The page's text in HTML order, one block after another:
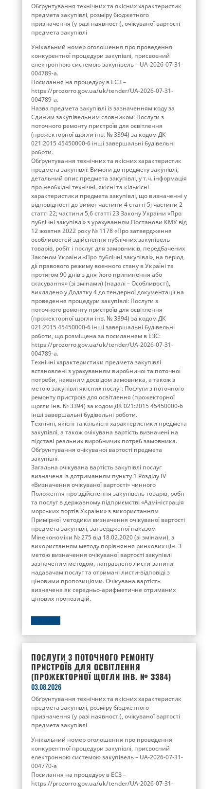
Обґрунтування технічних та якісних характеристик
предмета закупівлі, розміру бюджетного
призначення (у разі наявності), очікуваної вартості
предмета закупівлі
Унікальний номер оголошення про проведення
конкурентної процедури закупівлі, присвоєний
електронною системою закупівель – UA-2026-07-31-
004789-a.
Посилання на процедуру в ЕСЗ –
https://prozorro.gov.ua/uk/tender/UA-2026-07-31-
004789-a.
Назва предмета закупівлі із зазначенням коду за
Єдиним закупівельним словником: Послуги з
поточного ремонту пристроїв для освітлення
(прожекторної щогли інв. № 3394) за кодом ДК
021:2015 45450000-6 інші завершальні будівельні
роботи.
Обґрунтування технічних та якісних характеристик
предмета закупівлі: Вимоги до предмету закупівлі,
детальний опис предмета закупівлі, у т.ч. інформація
про необхідні технічні, якісні та кількісні
характеристики предмета закупівлі, що визначенні у
відповідності до вимог частини 4 статті 5; частини 2
статті 22; частини 5,6 статті 23 Закону України «Про
публічні закупівлі» з урахуванням Постанови КМУ від
12 жовтня 2022 року № 1178 «Про затвердження
особливостей здійснення публічних закупівель
товарів, робіт і послуг для замовників, передбачених
Законом України «Про публічні закупівлі», на період
дії правового режиму воєнного стану в Україні та
протягом 90 днів з дня його припинення або
скасування» (зі змінами) (надалі – Особливості),
викладено у Додатку 4 до тендерної документації на
проведення процедури закупівлі: Послуги з
поточного ремонту пристроїв для освітлення
(прожекторної щогли інв. № 3394) за кодом ДК
021:2015 45450000-6 інші завершальні будівельні
роботи, що розміщена за посиланням в ЕЗС:
https://prozorro.gov.ua/uk/tender/UA-2026-07-31-
004789-a.
Технічні характеристики предмета закупівлі
встановлені з урахуванням виробничої та поточної
потреби, наявним досвідом замовника, а також з
метою закупівлі якісних послуг: Послуги з поточного
ремонту пристроїв для освітлення (прожекторної
щогли інв. № 3394) за кодом ДК 021:2015 45450000-6
інші завершальні будівельні роботи.
Технічні, якісні та кількісні характеристики предмета
закупівлі, а також очікувана вартість визначені на
підставі реальних виробничих потреб замовника.
Обґрунтування очікуваної вартості предмета
закупівлі.
Загальна очікувана вартість закупівлі послуг
визначена із дотриманням пункту 1 Розділу ІV
«Визначення очікуваної вартості» чинного
Положення про здійснення закупівель товарів, робіт
та послуг в державному підприємстві «Адміністрація
морських портів України» з використанням
Примірної методики визначення очікуваної вартості
предмета закупівлі, затвердженої наказом
Мінекономіки № 275 від 18.02.2020 (зі змінами), з
використанням методу порівняння ринкових цін. З
метою визначення очікуваної вартості закупівлі
зазначеним методом, направлено листи-запити
надавачам послуг та отримані листи-відповіді з
ціновими пропозиціями. Очікувана вартість
визначена як середньо-арифметичне отриманих
цінових пропозицій.
ПОСЛУГИ З ПОТОЧНОГО РЕМОНТУ
ПРИСТРОЇВ ДЛЯ ОСВІТЛЕННЯ
(ПРОЖЕКТОРНОЇ ЩОГЛИ ІНВ. № 3384)
03.08.2026
Обґрунтування технічних та якісних характеристик
предмета закупівлі, розміру бюджетного
призначення (у разі наявності), очікуваної вартості
предмета закупівлі
Унікальний номер оголошення про проведення
конкурентної процедури закупівлі, присвоєний
електронною системою закупівель – UA-2026-07-31-
004770-a
Посилання на процедуру в ЕСЗ –
https://prozorro.gov.ua/uk/tender/UA-2026-07-31-